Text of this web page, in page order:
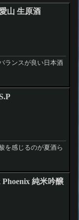
山 生原酒
ランスが良い日本酒
を感じるのが夏酒ら
純米吟醸